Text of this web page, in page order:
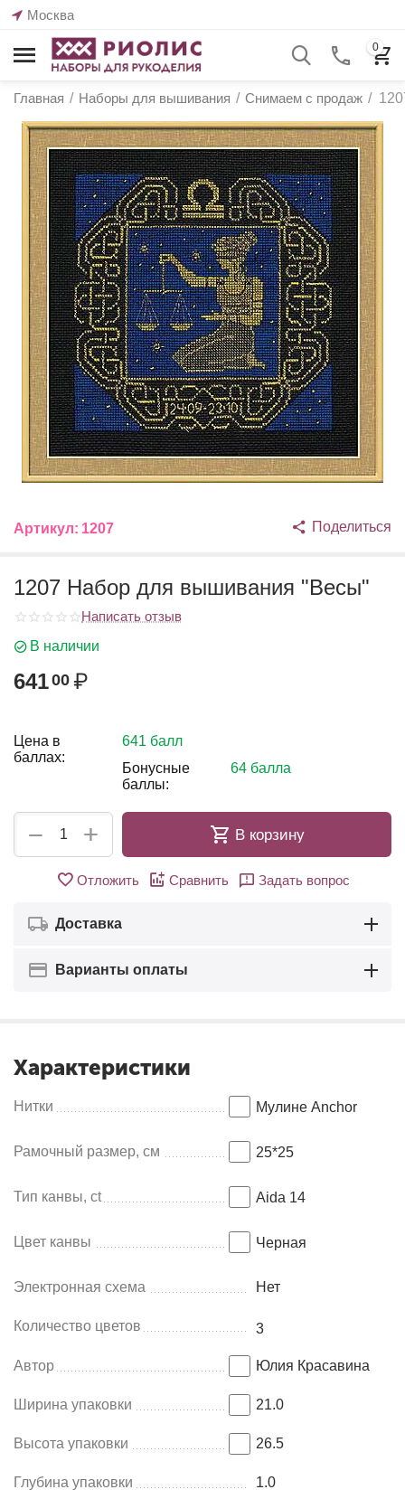
Москва
0
Главная / Наборы для вышивания / Снимаем с продаж /
Артикул: 1207 Поделиться
1207 Набор для вышивания "Весы"
Написать отзыв
В наличии
64100 ₽
Цена в
баллах:
641 балл
Бонусные
баллы:
64 балла
+
− В корзину
Отложить Сравнить Задать вопрос
Доставка
Варианты оплаты
Характеристики
Нитки Мулине Anсhor
Рамочный размер, см 25*25
Тип канвы, ct Aida 14
Цвет канвы Черная
Электронная схема Нет
Количество цветов 3
Автор Юлия Красавина
Ширина упаковки 21.0
Высота упаковки 26.5
Глубина упаковки 1.0